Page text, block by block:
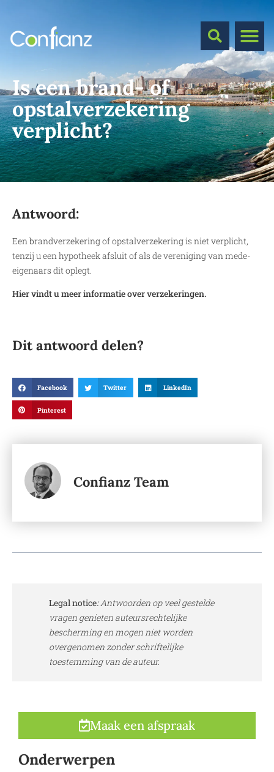
Is een brand- of
opstalverzekering
verplicht?
Antwoord:
Een brandverzekering of opstalverzekering is niet verplicht,
tenzij u een hypotheek afsluit of als de vereniging van mede-
eigenaars dit oplegt.
Hier vindt u meer informatie over verzekeringen.
Dit antwoord delen?
Facebook Twitter LinkedIn
Pinterest
Confianz Team
Legal notice:Antwoorden op veel gestelde
vragen genieten auteursrechtelijke
bescherming en mogen niet worden
overgenomen zonder schriftelijke
toestemming van de auteur.
Maak een afspraak
Onderwerpen